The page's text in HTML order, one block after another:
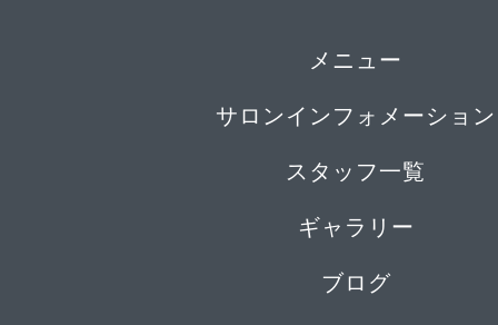
メニュー
サロンインフォメーション
スタッフ一覧
ギャラリー
ブログ